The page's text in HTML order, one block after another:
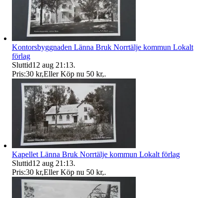
Kontorsbyggnaden Länna Bruk Norrtälje kommun Lokalt
förlag
Sluttid12 aug 21:13.
Pris:30 kr,Eller Köp nu 50 kr,.
Kapellet Länna Bruk Norrtälje kommun Lokalt förlag
Sluttid12 aug 21:13.
Pris:30 kr,Eller Köp nu 50 kr,.